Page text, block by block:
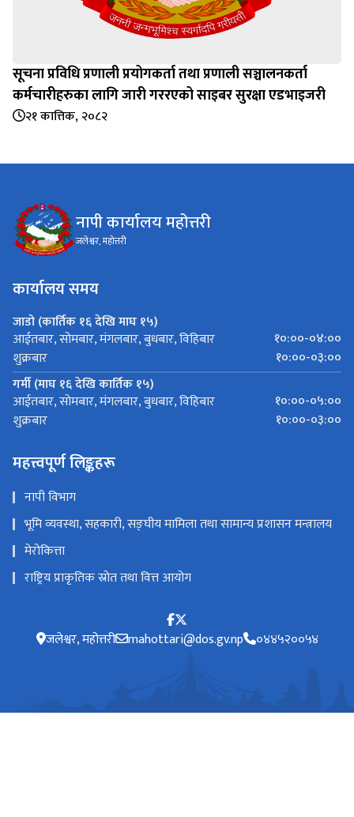
सूचना प्रविधि प्रणाली प्रयोगकर्ता तथा प्रणाली सञ्चालनकर्ता
कर्मचारीहरुका लागि जारी गररएको साइबर सुरक्षा एडभाइजरी
२१ कात्तिक, २०८२
नापी कार्यालय महोत्तरी
जलेश्वर, महोत्तरी
कार्यालय समय
जाडो (कार्तिक १६ देखि माघ १५)
आईतबार, सोमबार, मंगलबार, बुधबार, विहिबार
१०:००-०४:००
शुक्रबार
१०:००-०३:००
गर्मी (माघ १६ देखि कार्तिक १५)
आईतबार, सोमबार, मंगलबार, बुधबार, विहिबार
१०:००-०५:००
शुक्रबार
१०:००-०३:००
महत्त्वपूर्ण लिङ्कहरू
नापी विभाग
भूमि व्यवस्था, सहकारी, सङ्घीय मामिला तथा सामान्य प्रशासन मन्त्रालय
मेरोकित्ता
राष्ट्रिय प्राकृतिक स्रोत तथा वित्त आयोग
जलेश्वर, महोत्तरी mahottari@dos.gv.np ०४४५२००५४